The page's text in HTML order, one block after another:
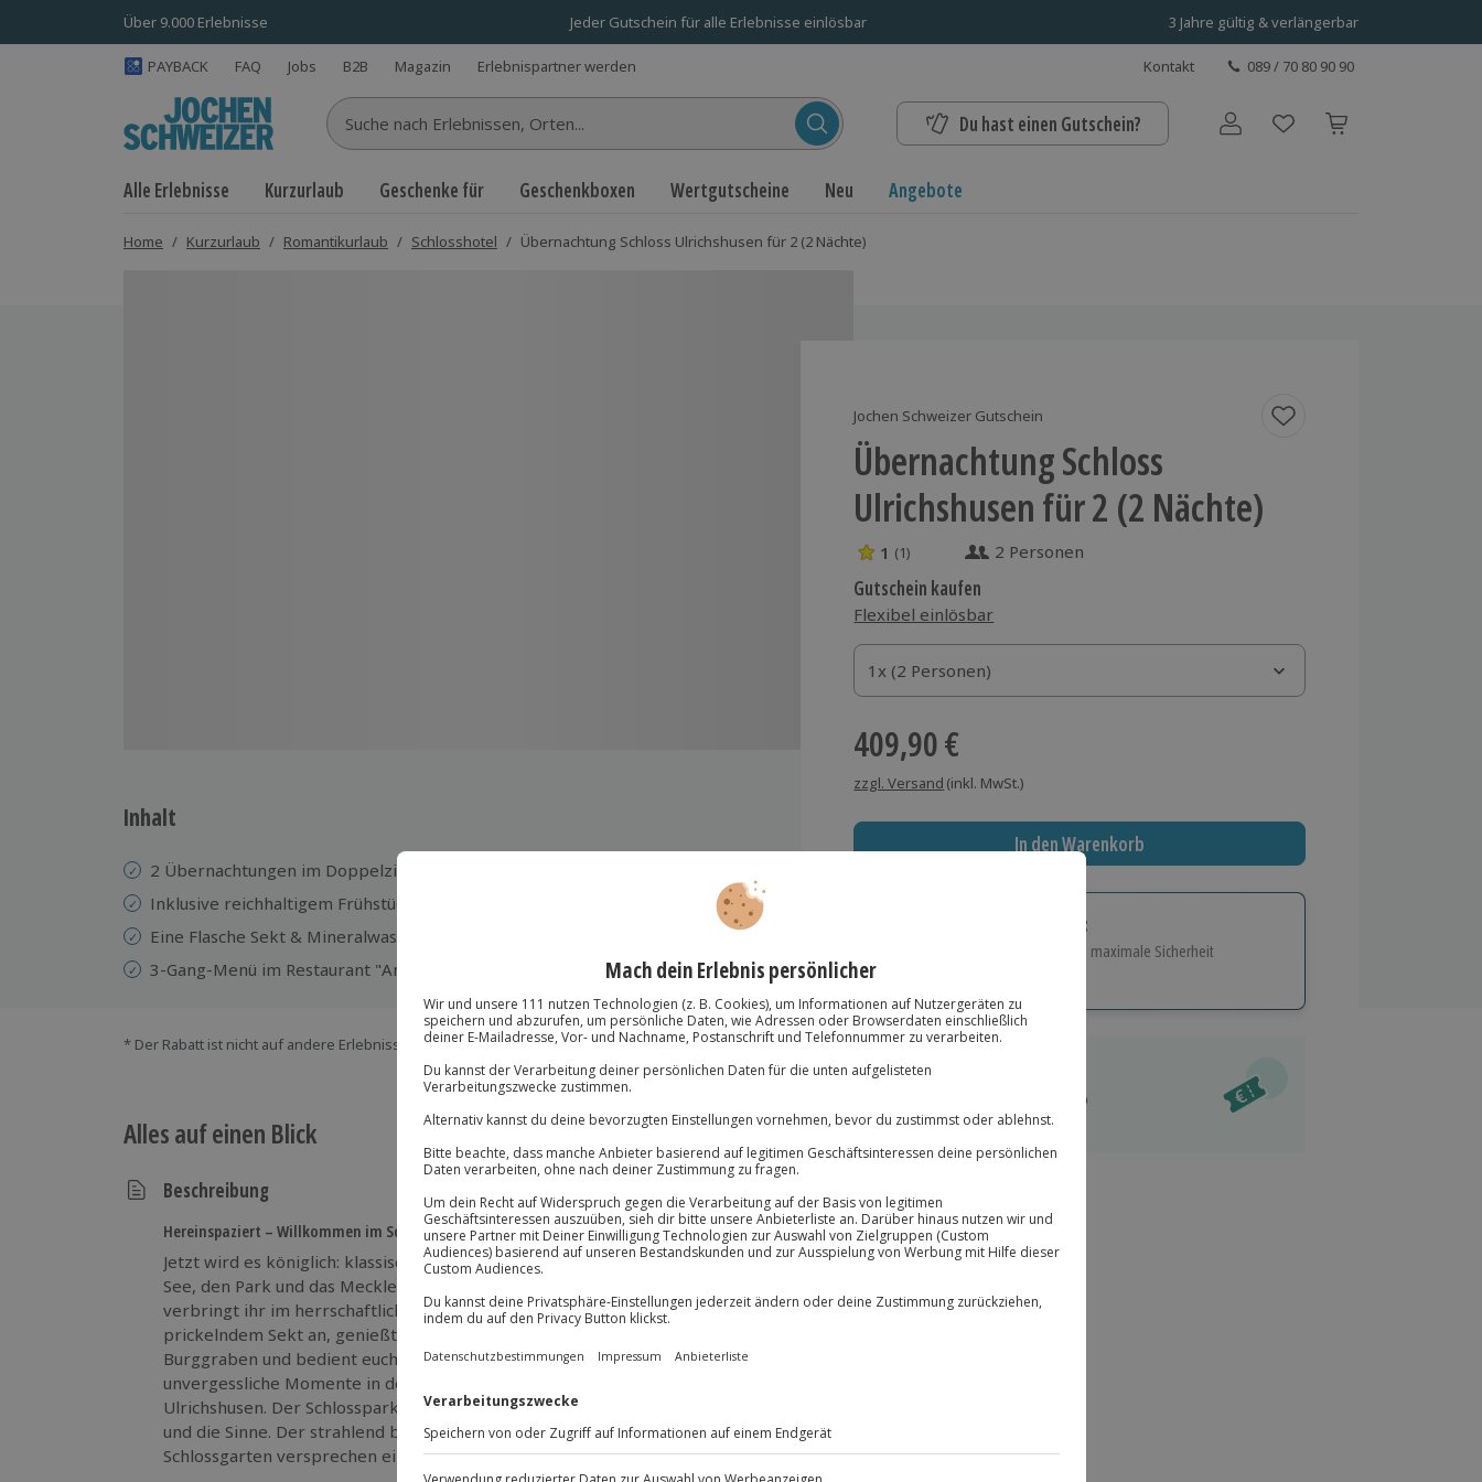
Über 9.000 Erlebnisse Jeder Gutschein für alle Erlebnisse einlösbar 3 Jahre gültig & verlängerbar
PAYBACK FAQ Jobs B2B Magazin Erlebnispartner werden Kontakt 089 / 70 80 90 90
Suche nach Erlebnissen... Du hast einen Gutschein? Benutzerkonto
Alle Erlebnisse Kurzurlaub Geschenke für Geschenkboxen Wertgutscheine Neu Angebote
Home / Kurzurlaub / Romantikurlaub / Schlosshotel / Übernachtung Schloss Ulrichshusen für 2 (2 Nächte)
Jochen Schweizer Gutschein
Übernachtung Schloss
Ulrichshusen für 2 (2 Nächte)
1 Sterne von 5 aus 1 Bewertungen
1 (1) 2 Personen
Gutschein kaufen
Flexibel einlösbar
1x (2 Personen)
1x (2 Personen)
1x (2 Personen)
409,90 €
zzgl. Versand (inkl. MwSt.)
In den Warenkorb
Immer das richtige Geschenk:
Große Auswahl, volle Flexibilität und maximale Sicherheit
Große Auswahl
Über 9.000 Erlebnisse.
Jeder Gutschein für alle Erlebnisse einlösbar.
3 Jahre gültig & verlängerbar.
-15%* Club Deal verfügbar
Direktabzug im Warenkorb
Melde dich hier an
Du erhältst
Inhalt
2 Übernachtungen im Doppelzimmer im Schloss Ulrichshusen für 2
Inklusive reichhaltigem Frühstück
Eine Flasche Sekt & Mineralwasser auf dem Zimmer bei Anreise
3-Gang-Menü im Restaurant "Am Burggraben" am ersten Abend
* Der Rabatt ist nicht auf andere Erlebnisse bei der Einlösung übertragbar. Details
Alles auf einen Blick
Beschreibung
Hereinspaziert – Willkommen im Schloss Ulrichshusen
Jetzt wird es königlich: klassisch eingerichtete Zimmer, Ausblick auf den
See, den Park und das Mecklenburger Land. Die nächsten zwei Nächte
verbringt ihr im herrschaftlichen Doppelzimmer im Schloss, stoßt mit
prickelndem Sekt an, genießt das exklusive Drei-Gänge-Menü am
Burggraben und bedient euch beim reichhaltigen Frühstück. Verbringt
unvergessliche Momente in der herrlichen Natur um das Schloss und Gut
Ulrichshusen. Der Schlosspark verspricht Entspannung, beruhigt das Auge
und die Sinne. Der strahlend blaue Himmel, der idyllische See und der
Schlossgarten versprechen einen zauberhaften Aufenthalt.